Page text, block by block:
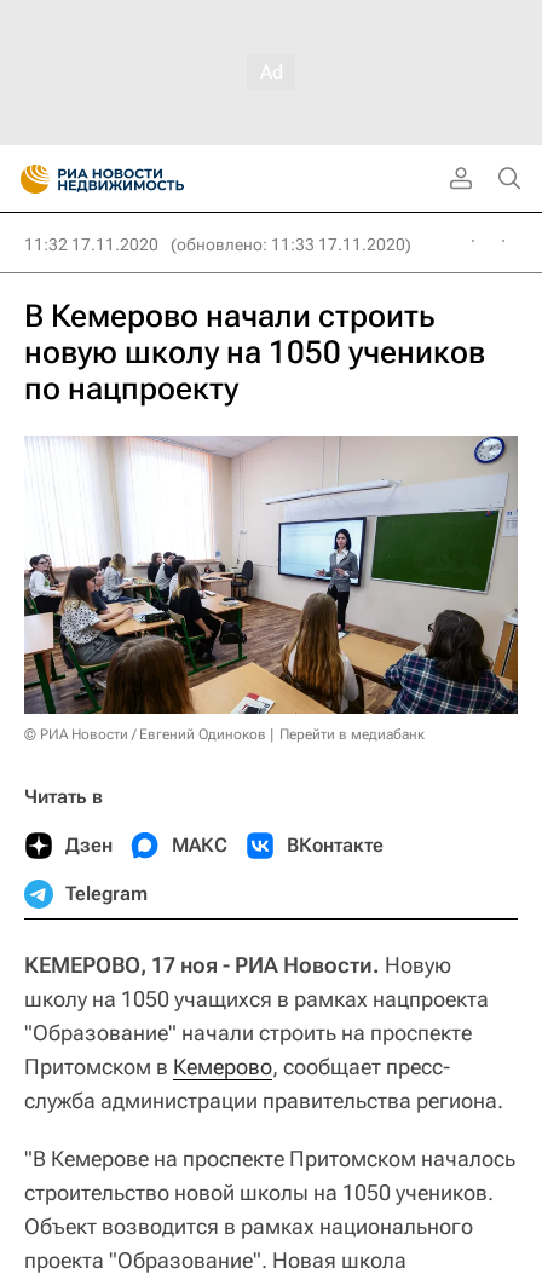
11:32 17.11.2020 (обновлено: 11:33 17.11.2020)
В Кемерово начали строить
новую школу на 1050 учеников
по нацпроекту
© РИА Новости / Евгений Одиноков Перейти в медиабанк
Читать в
Дзен МАКС ВКонтакте
Telegram
КЕМЕРОВО, 17 ноя - РИА Новости. Новую
школу на 1050 учащихся в рамках нацпроекта
"Образование" начали строить на проспекте
Притомском в Кемерово, сообщает пресс-
служба администрации правительства региона.
"В Кемерове на проспекте Притомском началось
строительство новой школы на 1050 учеников.
Объект возводится в рамках национального
проекта "Образование". Новая школа